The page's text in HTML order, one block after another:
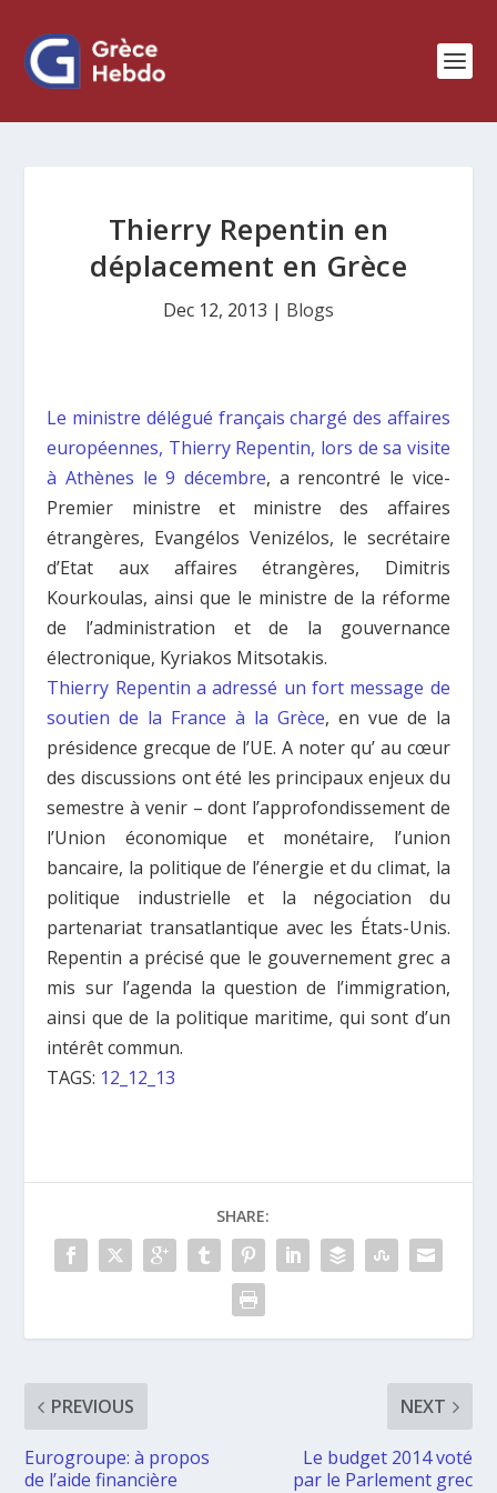
Thierry Repentin en
déplacement en Grèce
Dec 12, 2013 | Blogs
Le ministre délégué français chargé des affaires
européennes, Thierry Repentin, lors de sa visite
à Athènes le 9 décembre, a rencontré le vice-
Premier ministre et ministre des affaires
étrangères, Evangélos Venizélos, le secrétaire
d’Etat aux affaires étrangères, Dimitris
Kourkoulas, ainsi que le ministre de la réforme
de l’administration et de la gouvernance
électronique, Kyriakos Mitsotakis.
Thierry Repentin a adressé un fort message de
soutien de la France à la Grèce, en vue de la
présidence grecque de l’UE. A noter qu’ au cœur
des discussions ont été les principaux enjeux du
semestre à venir – dont l’approfondissement de
l’Union économique et monétaire, l’union
bancaire, la politique de l’énergie et du climat, la
politique industrielle et la négociation du
partenariat transatlantique avec les États-Unis.
Repentin a précisé que le gouvernement grec a
mis sur l’agenda la question de l’immigration,
ainsi que de la politique maritime, qui sont d’un
intérêt commun.
TAGS: 12_12_13
SHARE:
PREVIOUS
Eurogroupe: à propos
de l’aide financière
NEXT
Le budget 2014 voté
par le Parlement grec